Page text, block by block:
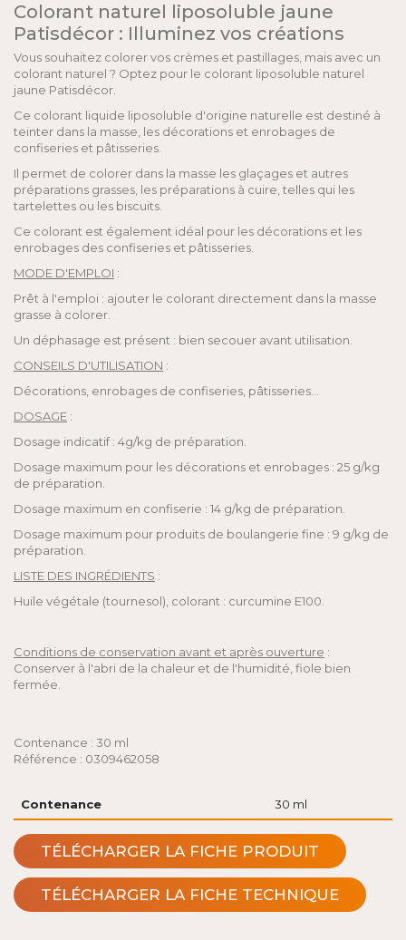
Colorant naturel liposoluble jaune
Patisdécor : Illuminez vos créations
Vous souhaitez colorer vos crèmes et pastillages, mais avec un
colorant naturel ? Optez pour le colorant liposoluble naturel
jaune Patisdécor.
Ce colorant liquide liposoluble d'origine naturelle est destiné à
teinter dans la masse, les décorations et enrobages de
confiseries et pâtisseries.
Il permet de colorer dans la masse les glaçages et autres
préparations grasses, les préparations à cuire, telles qui les
tartelettes ou les biscuits.
Ce colorant est également idéal pour les décorations et les
enrobages des confiseries et pâtisseries.
MODE D'EMPLOI :
Prêt à l'emploi : ajouter le colorant directement dans la masse
grasse à colorer.
Un déphasage est présent : bien secouer avant utilisation.
CONSEILS D'UTILISATION :
Décorations, enrobages de confiseries, pâtisseries…
DOSAGE :
Dosage indicatif : 4g/kg de préparation.
Dosage maximum pour les décorations et enrobages : 25 g/kg
de préparation.
Dosage maximum en confiserie : 14 g/kg de préparation.
Dosage maximum pour produits de boulangerie fine : 9 g/kg de
préparation.
LISTE DES INGRÉDIENTS :
Huile végétale (tournesol), colorant : curcumine E100.
Conditions de conservation avant et après ouverture :
Conserver à l'abri de la chaleur et de l'humidité, fiole bien
fermée.
Contenance : 30 ml
Référence : 0309462058
Contenance 30 ml
TÉLÉCHARGER LA FICHE PRODUIT
TÉLÉCHARGER LA FICHE TECHNIQUE